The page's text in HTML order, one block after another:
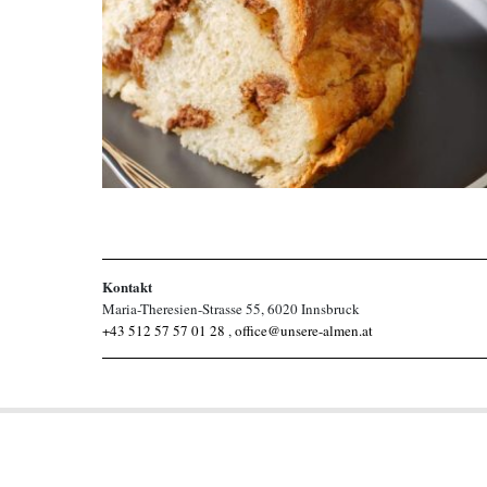
Kontakt
Maria-Theresien-Strasse 55, 6020 Innsbruck
+43 512 57 57 01 28 , office@unsere-almen.at